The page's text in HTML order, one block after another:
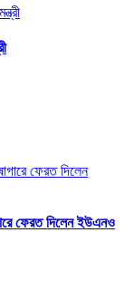
ফেরত দিলেন ইউএনও